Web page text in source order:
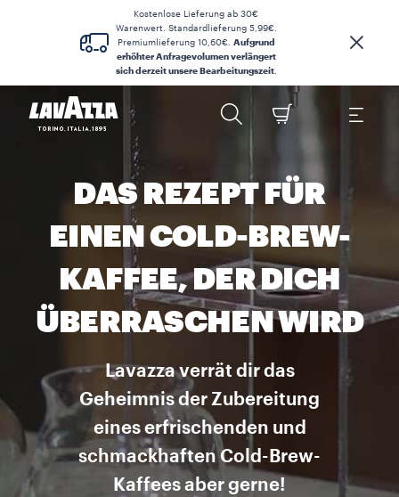
Kostenlose Lieferung ab 30€
Warenwert. Standardlieferung 5,99€.
Premiumlieferung 10,60€. Aufgrund
erhöhter Anfragevolumen verlängert
sich derzeit unsere Bearbeitungszeit.
DAS REZEPT FÜR
EINEN COLD-BREW-
KAFFEE, DER DICH
ÜBERRASCHEN WIRD
Lavazza verrät dir das
Geheimnis der Zubereitung
eines erfrischenden und
schmackhaften Cold-Brew-
Kaffees aber gerne!